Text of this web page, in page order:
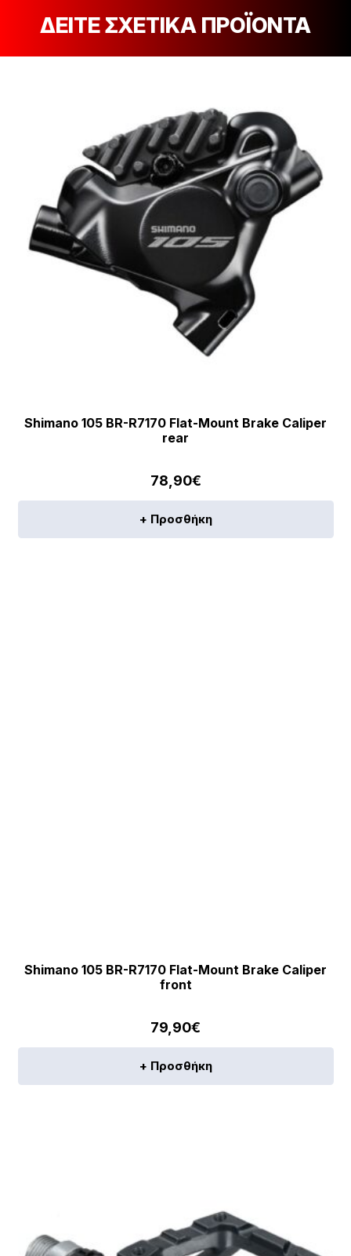
ΔΕΙΤΕ ΣΧΕΤΙΚΑ ΠΡΟΪΟΝΤΑ
Shimano 105 BR-R7170 Flat-Mount Brake Caliper
rear
78,90€
+ Προσθήκη
Shimano 105 BR-R7170 Flat-Mount Brake Caliper
front
79,90€
+ Προσθήκη